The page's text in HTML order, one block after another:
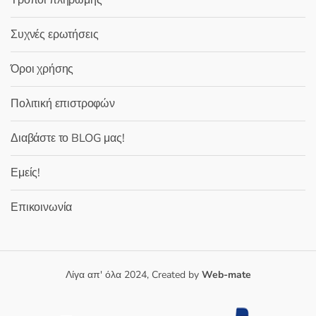
Συχνές ερωτήσεις
Όροι χρήσης
Πολιτική επιστροφών
Διαβάστε το BLOG μας!
Εμείς!
Επικοινωνία
Λίγα απ' όλα 2024, Created by Web-mate